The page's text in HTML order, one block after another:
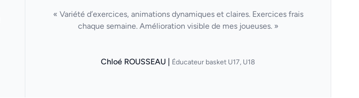
« Variété d’exercices, animations dynamiques et claires. Exercices frais
chaque semaine. Amélioration visible de mes joueuses. »
Chloé ROUSSEAU | Éducateur basket U17, U18